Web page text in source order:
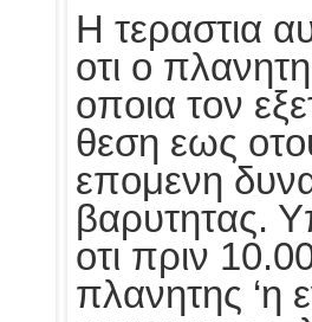
Η τεραστια
οτι ο
οποια τον
θεση εως
επομενη
βαρυτητας.
οτι πριν
πλανητης ‘η